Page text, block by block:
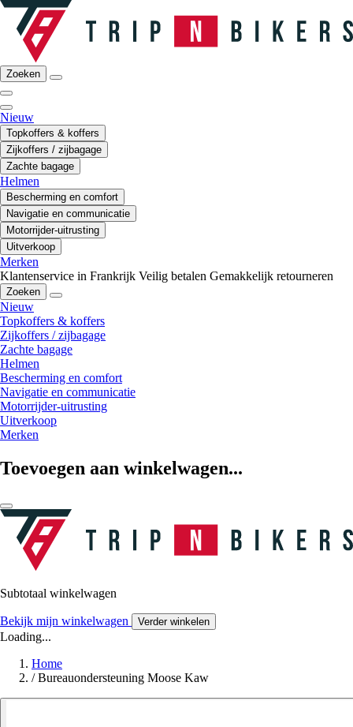
Zoeken
Nieuw
Topkoffers & koffers
Zijkoffers / zijbagage
Zachte bagage
Helmen
Bescherming en comfort
Navigatie en communicatie
Motorrijder-uitrusting
Uitverkoop
Merken
Klantenservice in Frankrijk Veilig betalen Gemakkelijk retourneren
Zoeken
Nieuw
Topkoffers & koffers
Zijkoffers / zijbagage
Zachte bagage
Helmen
Bescherming en comfort
Navigatie en communicatie
Motorrijder-uitrusting
Uitverkoop
Merken
Toevoegen aan winkelwagen...
Subtotaal winkelwagen
Bekijk mijn winkelwagen Verder winkelen
Loading...
Home
/ Bureauondersteuning Moose Kaw